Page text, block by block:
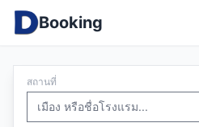
Booking
สถานที่